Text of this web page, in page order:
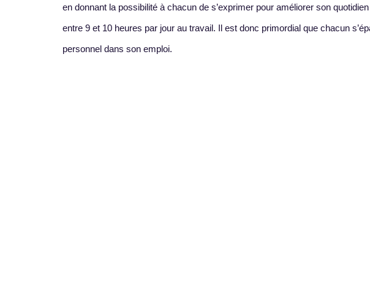
en donnant la possibilité à chacun de s’exprimer pour améliorer son
entre 9 et 10 heures par jour au travail. Il est donc primordial que chacun
personnel dans son emploi.